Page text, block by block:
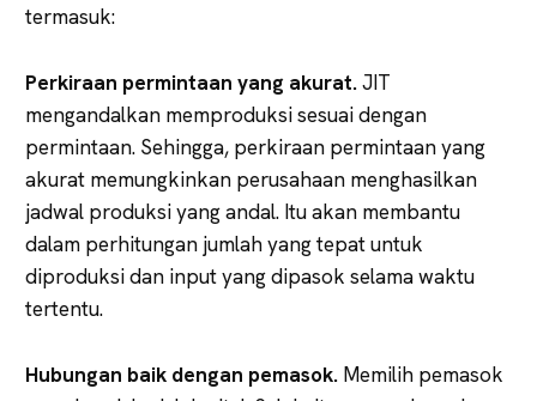
termasuk:
Perkiraan permintaan yang akurat.JIT
mengandalkan memproduksi sesuai dengan
permintaan. Sehingga, perkiraan permintaan yang
akurat memungkinkan perusahaan menghasilkan
jadwal produksi yang andal. Itu akan membantu
dalam perhitungan jumlah yang tepat untuk
diproduksi dan input yang dipasok selama waktu
tertentu.
Hubungan baik dengan pemasok. Memilih pemasok